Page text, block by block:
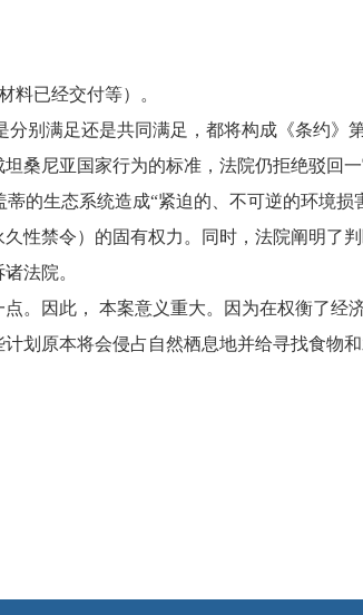
料已经交付等）。
别满足还是共同满足，都将构成《条约》
桑尼亚国家行为的标准，法院仍拒绝驳回
的生态系统造成“紧迫的、不可逆的环境损
禁令）的固有权力。同时，法院阐明了
法院。
因此， 本案意义重大。因为在权衡了经
划原本将会侵占自然栖息地并给寻找食物